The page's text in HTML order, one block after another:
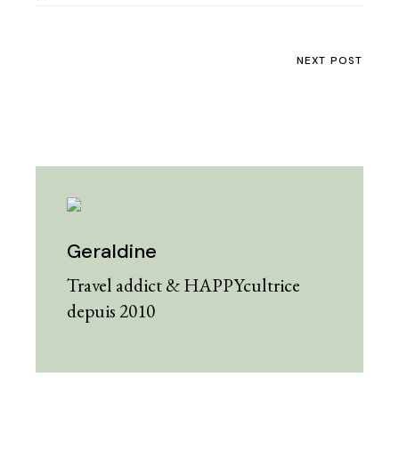
NEXT POST
Geraldine
Travel addict & HAPPYcultrice
depuis 2010